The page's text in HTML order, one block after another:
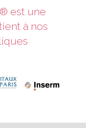
est une
à nos